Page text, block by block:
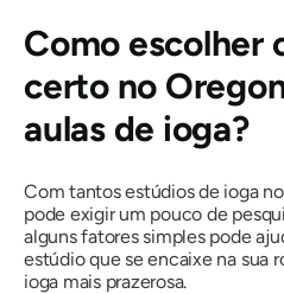
Como escolher
certo no
aulas de ioga?
Com tantos estúdios de ioga
pode exigir um pouco de
alguns fatores simples pode
estúdio que se encaixe na sua
ioga mais prazerosa.